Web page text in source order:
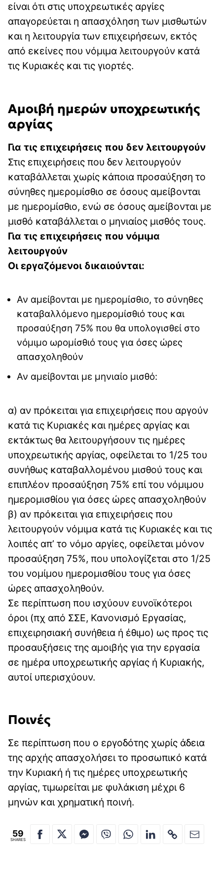
είναι ότι στις υποχρεωτικές αργίες
απαγορεύεται η απασχόληση των μισθωτών
και η λειτουργία των επιχειρήσεων, εκτός
από εκείνες που νόμιμα λειτουργούν κατά
τις Κυριακές και τις γιορτές.
Αμοιβή ημερών υποχρεωτικής
αργίας
Για τις επιχειρήσεις που δεν λειτουργούν
Στις επιχειρήσεις που δεν λειτουργούν
καταβάλλεται χωρίς κάποια προσαύξηση το
σύνηθες ημερομίσθιο σε όσους αμείβονται
με ημερομίσθιο, ενώ σε όσους αμείβονται με
μισθό καταβάλλεται ο μηνιαίος μισθός τους.
Για τις επιχειρήσεις που νόμιμα
λειτουργούν
Οι εργαζόμενοι δικαιούνται:
Αν αμείβονται με ημερομίσθιο, το σύνηθες
καταβαλλόμενο ημερομίσθιό τους και
προσαύξηση 75% που θα υπολογισθεί στο
νόμιμο ωρομίσθιό τους για όσες ώρες
απασχοληθούν
Αν αμείβονται με μηνιαίο μισθό:
α) αν πρόκειται για επιχειρήσεις που αργούν
κατά τις Κυριακές και ημέρες αργίας και
εκτάκτως θα λειτουργήσουν τις ημέρες
υποχρεωτικής αργίας, οφείλεται το 1/25 του
συνήθως καταβαλλομένου μισθού τους και
επιπλέον προσαύξηση 75% επί του νόμιμου
ημερομισθίου για όσες ώρες απασχοληθούν
β) αν πρόκειται για επιχειρήσεις που
λειτουργούν νόμιμα κατά τις Κυριακές και τις
λοιπές απ’ το νόμο αργίες, οφείλεται μόνον
προσαύξηση 75%, που υπολογίζεται στο 1/25
του νομίμου ημερομισθίου τους για όσες
ώρες απασχοληθούν.
Σε περίπτωση που ισχύουν ευνοϊκότεροι
όροι (πχ από ΣΣΕ, Κανονισμό Εργασίας,
επιχειρησιακή συνήθεια ή έθιμο) ως προς τις
προσαυξήσεις της αμοιβής για την εργασία
σε ημέρα υποχρεωτικής αργίας ή Κυριακής,
αυτοί υπερισχύουν.
Ποινές
Σε περίπτωση που ο εργοδότης χωρίς άδεια
της αρχής απασχολήσει το προσωπικό κατά
την Κυριακή ή τις ημέρες υποχρεωτικής
αργίας, τιμωρείται με φυλάκιση μέχρι 6
μηνών και χρηματική ποινή.
59
SHARES